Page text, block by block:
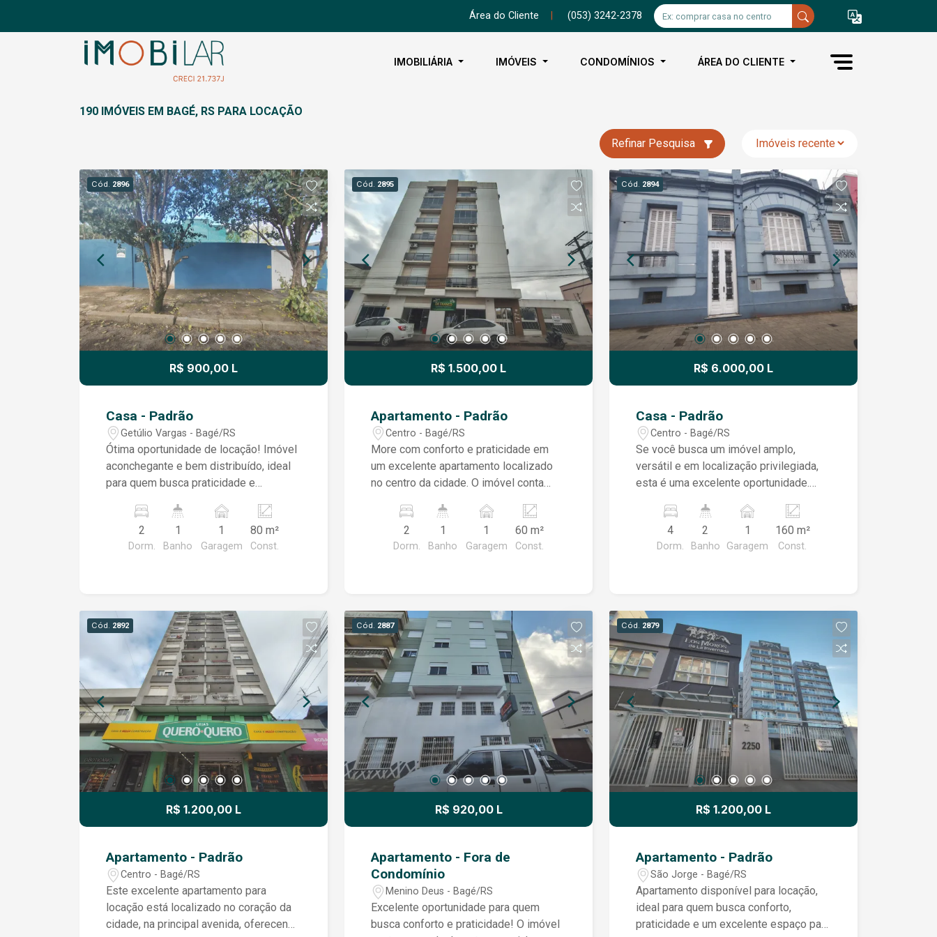
Área do Cliente (053) 3242-2378
IMOBILIÁRIA IMÓVEIS CONDOMÍNIOS ÁREA DO CLIENTE
190 IMÓVEIS EM BAGÉ, RS PARA LOCAÇÃO
Refinar Pesquisa
Cód. 2896
R$ 900,00 L
Casa - Padrão
Getúlio Vargas - Bagé/RS
Ótima oportunidade de locação! Imóvel
aconchegante e bem distribuído, ideal
para quem busca praticidade e
sala de estar agradável, dois
dormitórios, sala de jantar, banheiro,
cozinha funcional e um pequeno
ambiente externo para maior
comodidade dos moradores. Uma
excelente opção para quem deseja um
lar confortável, com ambientes bem
organizados e localização prática. Entre
em contato para mais informações e
agende uma visita!
2
Dorm.
1
Banho
1
Garagem
80 m²
Const.
Cód. 2895
R$ 1.500,00 L
Apartamento - Padrão
Centro - Bagé/RS
More com conforto e praticidade em
um excelente apartamento localizado
no centro da cidade. O imóvel conta
jantar, proporcionando um ambiente
moderno e aconchegante. A cozinha é
semi mobiliada, oferecendo mais
mobiliado com cama de casal, além de
um banheiro social bem distribuído. O
apartamento está situado em
condomínio fechado, com portaria
eletrônica, piscina e salão de festas,
proporcionando mais segurança, lazer e
comodidade para você e sua família.
2
Dorm.
1
Banho
1
Garagem
60 m²
Const.
Cód. 2894
R$ 6.000,00 L
Casa - Padrão
Centro - Bagé/RS
Se você busca um imóvel amplo,
versátil e em localização privilegiada,
esta é uma excelente oportunidade.
oferece fácil acesso aos principais
serviços, comércios e vias, sendo ideal
tanto para moradia quanto para
distribuídos, o imóvel é constituído por
hall de entrada, duas amplas salas com
lareira, proporcionando conforto e
elegância, além de uma aconchegante
sala de estar. Na área íntima, dispõe de
uma suíte com closet e mais três
dormitórios, garantindo espaço e
privacidade para toda a família ou
equipe. Conta ainda com banheiro
social, copa, cozinha, despensa e
porão, oferecendo praticidade e
excelente capacidade de
armazenamento. Na área externa, o
possibilidades de utilização,
complementado por uma área com
churrasqueira, perfeita para momentos
de confraternização e lazer. Um imóvel
completo, com estrutura diferenciada e
4
Dorm.
2
Banho
1
Garagem
160 m²
Const.
Cód. 2892
R$ 1.200,00 L
Apartamento - Padrão
Centro - Bagé/RS
Este excelente apartamento para
locação está localizado no coração da
cidade, na principal avenida, oferecendo
Cód. 2887
R$ 920,00 L
Apartamento - Fora de
Condomínio
Menino Deus - Bagé/RS
Excelente oportunidade para quem
busca conforto e praticidade! O imóvel
Cód. 2879
R$ 1.200,00 L
Apartamento - Padrão
São Jorge - Bagé/RS
Apartamento disponível para locação,
ideal para quem busca conforto,
praticidade e um excelente espaço para